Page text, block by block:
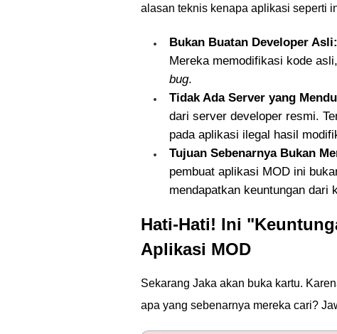
alasan teknis kenapa aplikasi seperti
Bukan Buatan Developer Asli:
Mereka memodifikasi kode
bug.
Tidak Ada Server yang
dari server developer resmi.
pada aplikasi ilegal hasil
Tujuan Sebenarnya Bukan
pembuat aplikasi MOD ini
mendapatkan keuntungan dari
Hati-Hati! Ini
Aplikasi MOD
Sekarang Jaka akan buka kartu.
apa yang sebenarnya mereka cari?